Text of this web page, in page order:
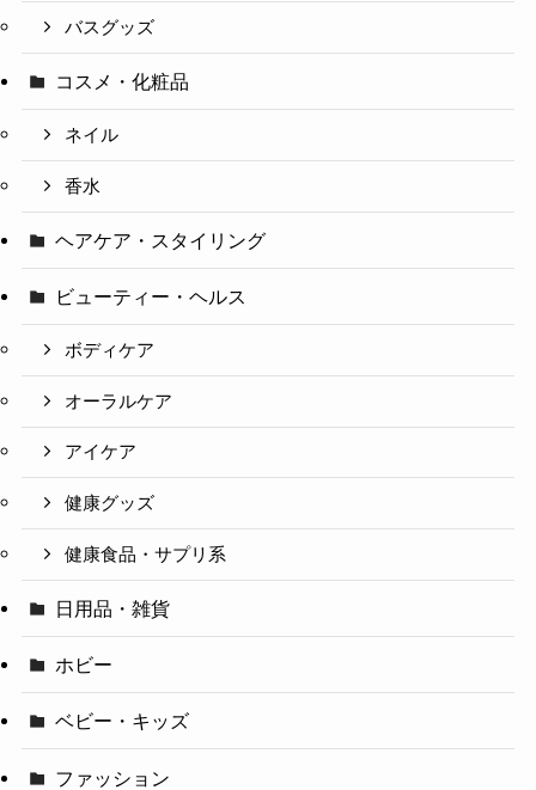
バスグッズ
コスメ・化粧品
ネイル
香水
ヘアケア・スタイリング
ビューティー・ヘルス
ボディケア
オーラルケア
アイケア
健康グッズ
健康食品・サプリ系
日用品・雑貨
ホビー
ベビー・キッズ
ファッション